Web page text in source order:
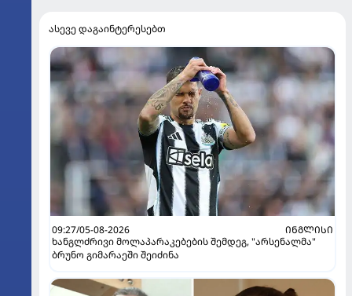
ასევე დაგაინტერესებთ
09:27/05-08-2026
ᲘᲜᲒᲚᲘᲡᲘ
ხანგლძრივი მოლაპარაკებების შემდეგ, "არსენალმა"
ბრუნო გიმარაეში შეიძინა